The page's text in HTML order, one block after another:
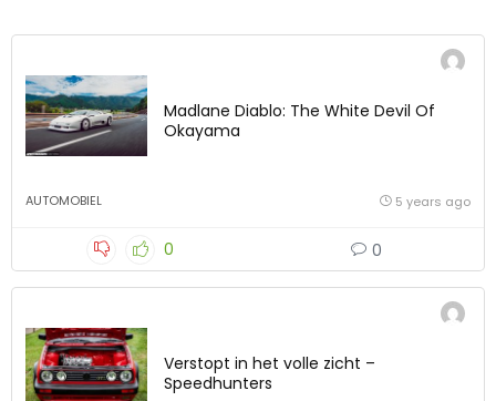
Madlane Diablo: The White Devil Of
Okayama
AUTOMOBIEL 5 years ago
0 0
Verstopt in het volle zicht –
Speedhunters